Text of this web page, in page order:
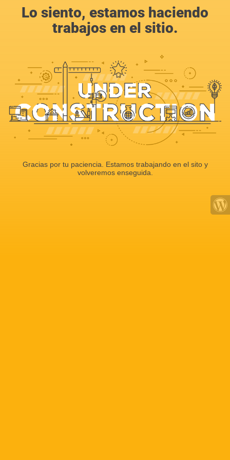
Lo siento, estamos haciendo
trabajos en el sitio.
Gracias por tu paciencia. Estamos trabajando en el sito y
volveremos enseguida.